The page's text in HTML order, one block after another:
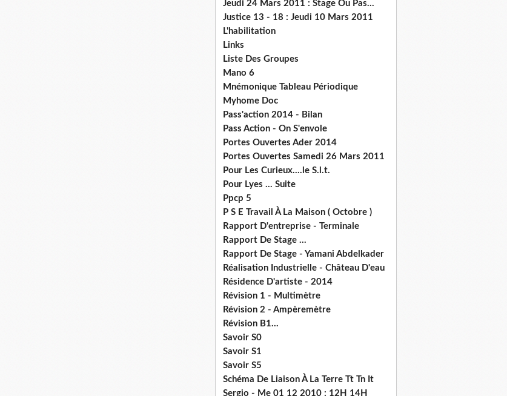
Jeudi 24 Mars 2011 : Stage Ou Pas...
Justice 13 - 18 : Jeudi 10 Mars 2011
L'habilitation
Links
Liste Des Groupes
Mano 6
Mnémonique Tableau Périodique
Myhome Doc
Pass'action 2014 - Bilan
Pass Action - On S'envole
Portes Ouvertes Ader 2014
Portes Ouvertes Samedi 26 Mars 2011
Pour Les Curieux....le S.l.t.
Pour Lyes ... Suite
Ppcp 5
P S E Travail À La Maison ( Octobre )
Rapport D'entreprise - Terminale
Rapport De Stage ...
Rapport De Stage - Yamani Abdelkader
Réalisation Industrielle - Château D'eau
Résidence D'artiste - 2014
Révision 1 - Multimètre
Révision 2 - Ampèremètre
Révision B1...
Savoir S0
Savoir S1
Savoir S5
Schéma De Liaison À La Terre Tt Tn It
Sergio - Me 01 12 2010 : 12H 14H